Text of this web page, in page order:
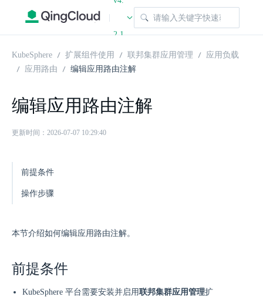
|
2.1
KubeSphere 扩展组件使用 联邦集群应用管理
应用负载
应用路由
编辑应用路由注解
编辑应用路由注解
更新时间：2026-07-07 10:29:40
前提条件
操作步骤
本节介绍如何编辑应用路由注解。
前提条件
KubeSphere 平台需要安装并启用联邦集群应用管理扩